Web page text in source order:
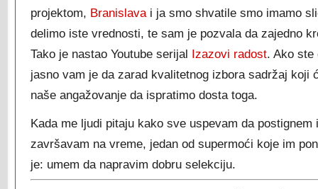
projektom, Branislavai ja smo shvatile smo imamo
delimo iste vrednosti, te sam je pozvala da zajedno
Tako je nastao Youtube serijal Izazovi radost. Ako ste
jasno vam je da zarad kvalitetnog izbora sadržaj koji
naše angažovanje da ispratimo dosta toga.
Kada me ljudi pitaju kako sve uspevam da postignem
završavam na vreme, jedan od supermoći koje im
je: umem da napravim dobru selekciju.